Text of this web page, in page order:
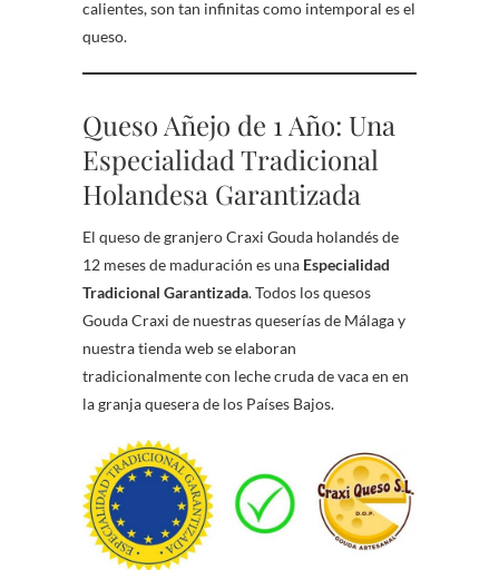
calientes, son tan infinitas como intemporal es el
queso.
Queso Añejo de 1 Año: Una
Especialidad Tradicional
Holandesa Garantizada
El queso de granjero Craxi Gouda holandés de
12 meses de maduración es una Especialidad
Tradicional Garantizada. Todos los quesos
Gouda Craxi de nuestras queserías de Málaga y
nuestra tienda web se elaboran
tradicionalmente con leche cruda de vaca en en
la granja quesera de los Países Bajos.